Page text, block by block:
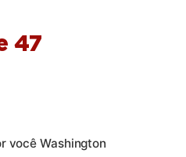
47
você Washington